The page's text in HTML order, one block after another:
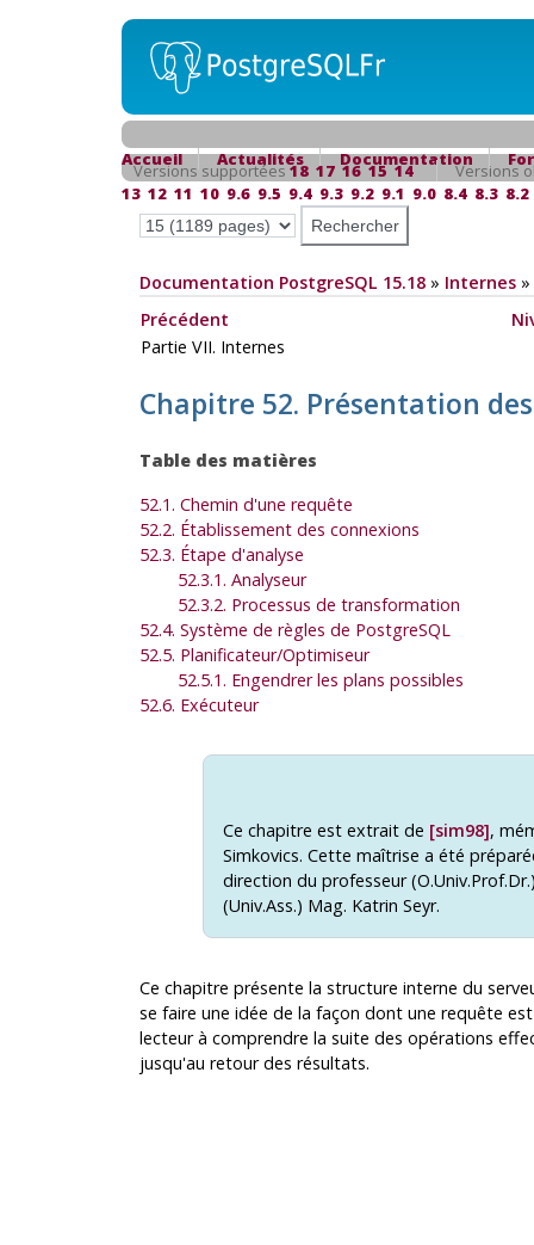
Accueil Actualités Documentation
Versions supportées18 17 16 15 14
Versions
13 12 11 10 9.6 9.5 9.4 9.3 9.2 9.1 9.0 8.4 8.3 8.2
Documentation PostgreSQL 15.18» Internes»
Précédent
Partie VII. Internes
Chapitre 52. Présentation
Table des matières
52.1. Chemin d'une requête
52.2. Établissement des connexions
52.3. Étape d'analyse
52.3.1. Analyseur
52.3.2. Processus de transformation
52.4. Système de règles de PostgreSQL
52.5. Planificateur/Optimiseur
52.5.1. Engendrer les plans possibles
52.6. Exécuteur
Ce chapitre est extrait de [sim98],
Simkovics. Cette maîtrise a été
direction du professeur
(Univ.Ass.) Mag. Katrin Seyr.
Ce chapitre présente la structure interne du
se faire une idée de la façon dont une requête
lecteur à comprendre la suite des opérations
jusqu'au retour des résultats.